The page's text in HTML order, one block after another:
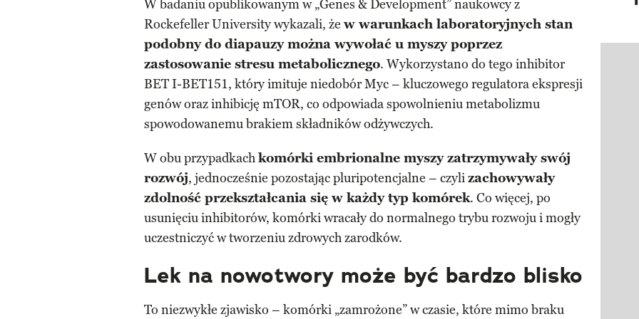
W badaniu opublikowanym w „Genes & Development” naukowcy z
Rockefeller University wykazali, że w warunkach laboratoryjnych stan
podobny do diapauzy można wywołać u myszy poprzez
zastosowanie stresu metabolicznego. Wykorzystano do tego inhibitor
BET I-BET151, który imituje niedobór Myc – kluczowego regulatora ekspresji
genów oraz inhibicję mTOR, co odpowiada spowolnieniu metabolizmu
spowodowanemu brakiem składników odżywczych.
W obu przypadkachkomórki embrionalne myszy zatrzymywały swój
rozwój, jednocześnie pozostając pluripotencjalne – czylizachowywały
zdolność przekształcania się w każdy typ komórek. Co więcej, po
usunięciu inhibitorów, komórki wracały do normalnego trybu rozwoju i mogły
uczestniczyć w tworzeniu zdrowych zarodków.
Lek na nowotwory może być bardzo blisko
To niezwykłe zjawisko – komórki „zamrożone” w czasie, które mimo braku